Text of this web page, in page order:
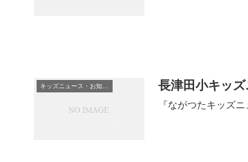
キッズニュース・お知らせ 長津田小キッ
『ながつたキッズ